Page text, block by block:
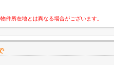
件所在地とは異なる場合がございます。